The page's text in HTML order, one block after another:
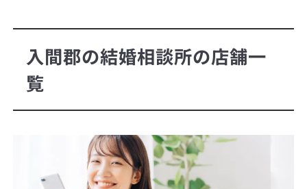
入間郡の結婚相談所の店舗一
覧